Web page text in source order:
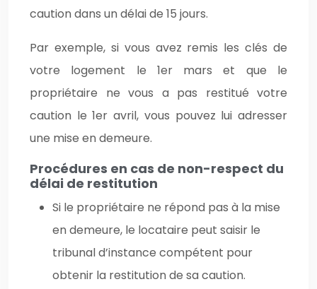
caution dans un délai de 15 jours.
Par exemple, si vous avez remis les clés de
votre logement le 1er mars et que le
propriétaire ne vous a pas restitué votre
caution le 1er avril, vous pouvez lui adresser
une mise en demeure.
Procédures en cas de non-respect du
délai de restitution
Si le propriétaire ne répond pas à la mise
en demeure, le locataire peut saisir le
tribunal d’instance compétent pour
obtenir la restitution de sa caution.